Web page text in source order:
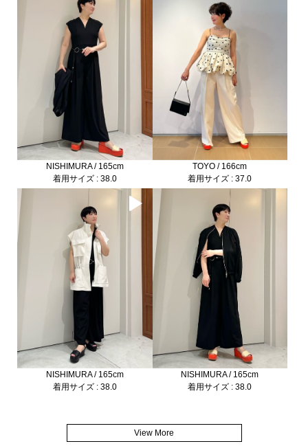
NISHIMURA / 165cm
着用サイズ : 38.0
TOYO / 166cm
着用サイズ : 37.0
NISHIMURA / 165cm
着用サイズ : 38.0
NISHIMURA / 165cm
着用サイズ : 38.0
View More